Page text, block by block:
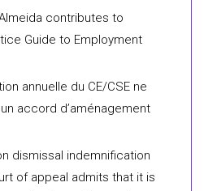
contributes to
Guide to Employment
annuelle du CE/CSE ne
accord d’aménagement
dismissal indemnification
of appeal admits that it is